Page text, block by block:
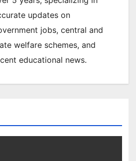
updates on
jobs, central and
welfare schemes, and
educational news.